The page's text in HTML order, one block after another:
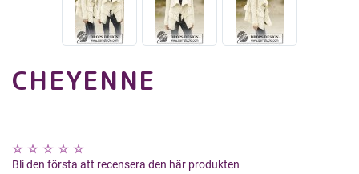
CHEYENNE
Bli den första att recensera den här produkten